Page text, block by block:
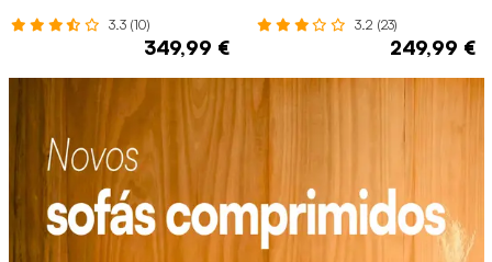
3.3 (10)
349,99 €
3.2 (23)
249,99 €